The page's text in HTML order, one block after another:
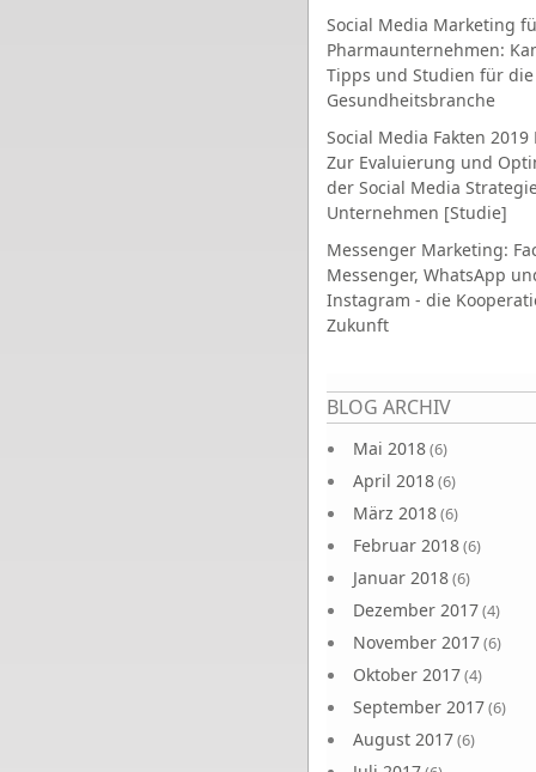
Social Media Marketing
Pharmaunternehmen:
Tipps und Studien für die
Gesundheitsbranche
Social Media Fakten 2019
Zur Evaluierung und
der Social Media
Unternehmen [Studie]
Messenger Marketing:
Messenger, WhatsApp
Instagram - die
Zukunft
BLOG ARCHIV
Mai 2018(6)
April 2018(6)
März 2018(6)
Februar 2018(6)
Januar 2018(6)
Dezember 2017(4)
November 2017(6)
Oktober 2017(4)
September 2017(6)
August 2017(6)
Seiten